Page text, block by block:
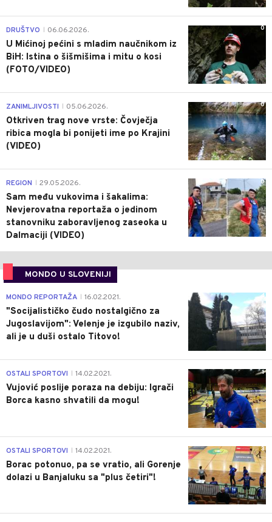
0
DRUŠTVO 06.06.2026.
U Mićinoj pećini s mladim naučnikom iz
BiH: Istina o šišmišima i mitu o kosi
(FOTO/VIDEO)
0
ZANIMLJIVOSTI 05.06.2026.
Otkriven trag nove vrste: Čovječja
ribica mogla bi ponijeti ime po Krajini
(VIDEO)
0
REGION 29.05.2026.
Sam među vukovima i šakalima:
Nevjerovatna reportaža o jedinom
stanovniku zaboravljenog zaseoka u
Dalmaciji (VIDEO)
MONDO U SLOVENIJI
4
MONDO REPORTAŽA 16.02.2021.
"Socijalističko čudo nostalgično za
Jugoslavijom": Velenje je izgubilo naziv,
ali je u duši ostalo Titovo!
1
OSTALI SPORTOVI 14.02.2021.
Vujović poslije poraza na debiju: Igrači
Borca kasno shvatili da mogu!
3
OSTALI SPORTOVI 14.02.2021.
Borac potonuo, pa se vratio, ali Gorenje
dolazi u Banjaluku sa "plus četiri"!